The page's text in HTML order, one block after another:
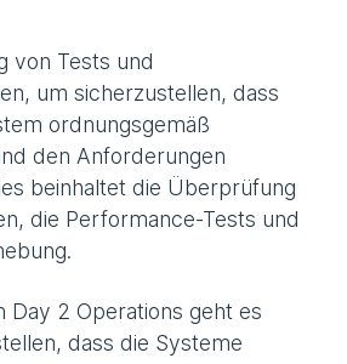
von Tests und
um sicherzustellen, dass
ordnungsgemäß
den Anforderungen
beinhaltet die Überprüfung
die Performance-Tests und
Day 2 Operations geht es
dass die Systeme